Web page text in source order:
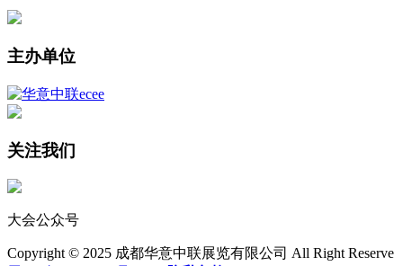
主办单位
关注我们
大会公众号
Copyright © 2025 成都华意中联展览有限公司 All Right Reserve